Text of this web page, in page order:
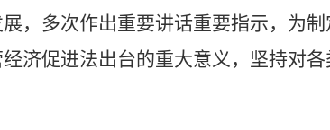
多次作出重要讲话重要指示，为制
济促进法出台的重大意义，坚持对各